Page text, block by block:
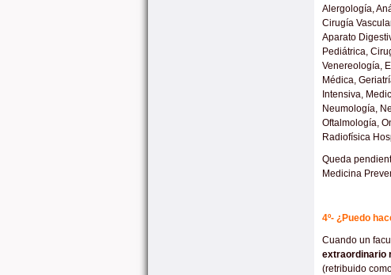
Alergología,
Cirugía
Aparato
Pediátrica,
Venereología,
Médica,
Intensiva,
Neumología,
Oftalmología,
Radiofísica
Queda
Medicina
4º- ¿Puedo
Cuando un
extraordinario
(retribuido